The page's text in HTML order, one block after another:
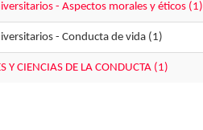
- Aspectos morales y éticos (1)
- Conducta de vida (1)
Y CIENCIAS DE LA CONDUCTA (1)